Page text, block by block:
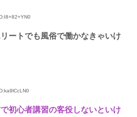
ートでも風俗で働かなきゃいけ
初心者講習の客役しないといけ